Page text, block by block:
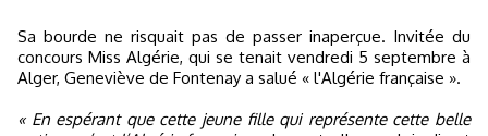
Sa bourde ne risquait pas de passer inaperçue. Invitée du
concours Miss Algérie, qui se tenait vendredi 5 septembre à
Alger, Geneviève de Fontenay a salué « l'Algérie française ».
« En espérant que cette jeune fille qui représente cette belle